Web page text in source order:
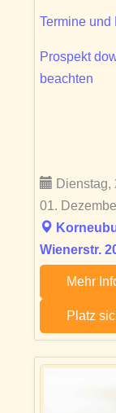
Termine und
Prospekt
beachten
Dienstag,
01.
Wienerstr.
Mehr
Platz